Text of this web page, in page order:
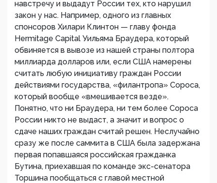
навстречу и выдадут России тех, кто нарушил
закон у нас. Например, одного из главных
спонсоров Хилари Клинтон — главу фонда
Hermitage Capital Уильяма Браудера, который
обвиняется в вывозе из нашей страны полтора
миллиарда долларов или, если США намерены
считать любую инициативу граждан России
действиями государства, «филантропа» Сороса,
который вообще «вмешивается везде».
Понятно, что ни Браудера, ни тем более Сороса
России никто не выдаст, а значит и вопрос о
сдаче наших граждан считай решен. Неслучайно
сразу же после саммита в США была задержана
первая попавшаяся российская гражданка
Бутина, приехавшая по команде экс-сенатора
Торшина пообщаться с главой местной